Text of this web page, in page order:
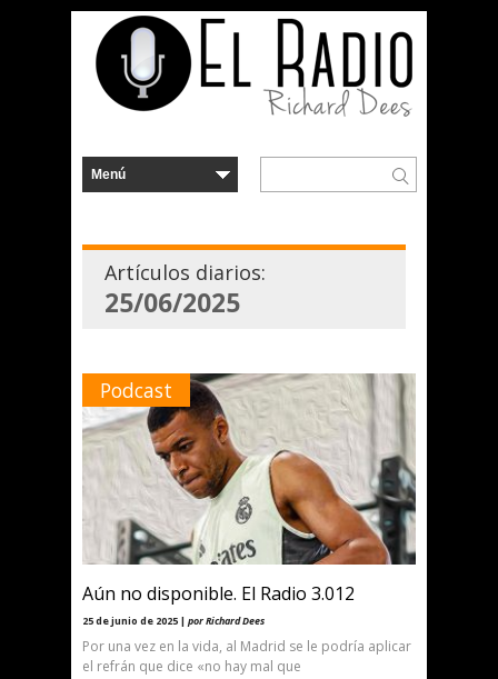
Artículos diarios:
25/06/2025
Podcast
Aún no disponible. El Radio 3.012
25 de junio de 2025 | por Richard Dees
Por una vez en la vida, al Madrid se le podría aplicar
el refrán que dice «no hay mal que